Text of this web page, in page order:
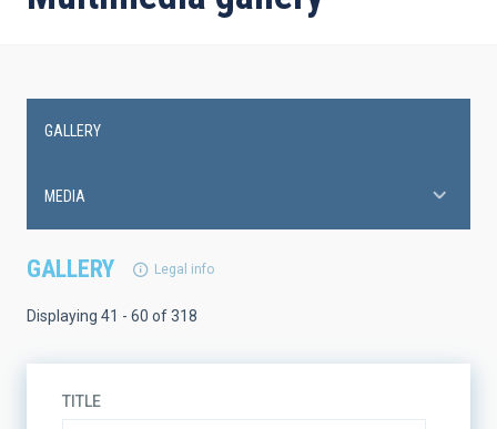
GALLERY Legal info
Displaying 41 - 60 of 318
TITLE
navigation
GALLERY
MEDIA